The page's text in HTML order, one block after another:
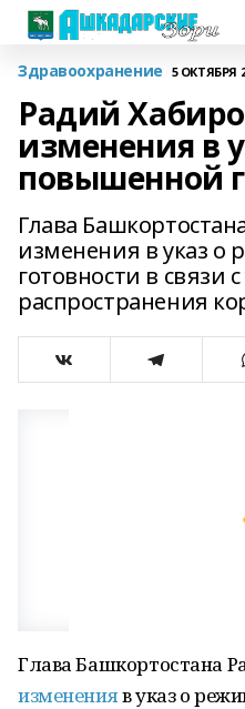
Здравоохранение 5 ОКТЯБРЯ
Радий
изменения в
повышенной
Глава
изменения в указ
готовности в связи
распространения
Глава Башкортостана
измененияв указ о